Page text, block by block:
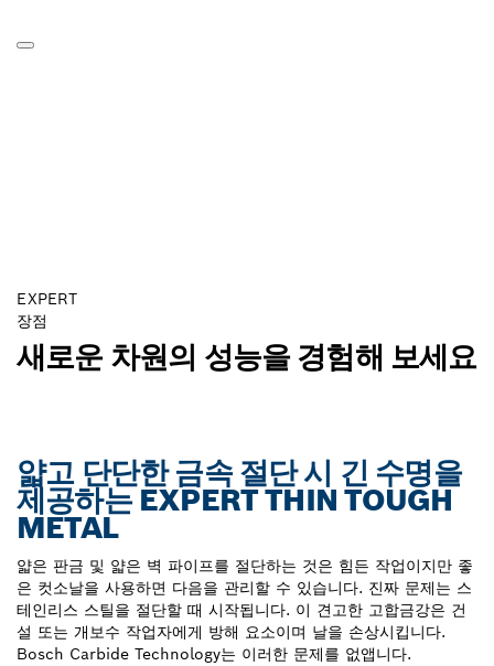
EXPERT
장점
새로운 차원의 성능을 경험해 보세요
얇고 단단한 금속 절단 시 긴 수명을
제공하는 EXPERT THIN TOUGH
METAL
얇은 판금 및 얇은 벽 파이프를 절단하는 것은 힘든 작업이지만 좋
은 컷소날을 사용하면 다음을 관리할 수 있습니다. 진짜 문제는 스
테인리스 스틸을 절단할 때 시작됩니다. 이 견고한 고합금강은 건
설 또는 개보수 작업자에게 방해 요소이며 날을 손상시킵니다.
Bosch Carbide Technology는 이러한 문제를 없앱니다.